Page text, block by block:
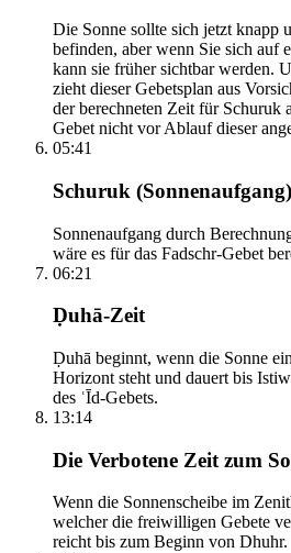
Die Sonne sollte sich jetzt knapp
befinden, aber wenn Sie sich auf
kann sie früher sichtbar werden.
zieht dieser Gebetsplan aus
der berechneten Zeit für Schuruk
Gebet nicht vor Ablauf dieser
05:41
Schuruk (Sonnenaufgang)
Sonnenaufgang durch
wäre es für das Fadschr-Gebet
06:21
Ḍuhā-Zeit
Ḍuhā beginnt, wenn die Sonne
Horizont steht und dauert bis
des ʿĪd-Gebets.
13:14
Die Verbotene Zeit zum
Wenn die Sonnenscheibe im
welcher die freiwilligen Gebete
reicht bis zum Beginn von Dhuhr.